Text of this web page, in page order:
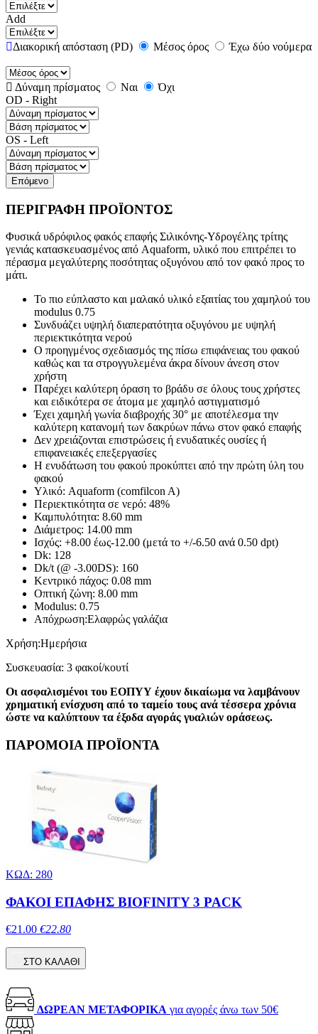
Add
Διακορική απόσταση (PD) Μέσος όρος Έχω δύο νούμερα
Δύναμη πρίσματος Ναι
Όχι
OD - Right
OS - Left
Επόμενο
ΠΕΡΙΓΡΑΦΗ ΠΡΟΪΟΝΤΟΣ
Φυσικά υδρόφιλος φακός επαφής Σιλικόνης-Υδρογέλης τρίτης
γενιάς κατασκευασμένος από Aquaform, υλικό που επιτρέπει το
πέρασμα μεγαλύτερης ποσότητας οξυγόνου από τον φακό προς το
μάτι.
Το πιο εύπλαστο και μαλακό υλικό εξαιτίας του χαμηλού του
modulus 0.75
Συνδυάζει υψηλή διαπερατότητα οξυγόνου με υψηλή
περιεκτικότητα νερού
Ο προηγμένος σχεδιασμός της πίσω επιφάνειας του φακού
καθώς και τα στρογγυλεμένα άκρα δίνουν άνεση στον
χρήστη
Παρέχει καλύτερη όραση το βράδυ σε όλους τους χρήστες
και ειδικότερα σε άτομα με χαμηλό αστιγματισμό
Έχει χαμηλή γωνία διαβροχής 30° με αποτέλεσμα την
καλύτερη κατανομή των δακρύων πάνω στον φακό επαφής
Δεν χρειάζονται επιστρώσεις ή ενυδατικές ουσίες ή
επιφανειακές επεξεργασίες
Η ενυδάτωση του φακού προκύπτει από την πρώτη ύλη του
φακού
Υλικό: Aquaform (comfilcon A)
Περιεκτικότητα σε νερό: 48%
Καμπυλότητα: 8.60 mm
Διάμετρος: 14.00 mm
Ισχύς: +8.00 έως-12.00 (μετά το +/-6.50 ανά 0.50 dpt)
Dk: 128
Dk/t (@ -3.00DS): 160
Κεντρικό πάχος: 0.08 mm
Οπτική ζώνη: 8.00 mm
Modulus: 0.75
Απόχρωση:Ελαφρώς γαλάζια
Χρήση:Ημερήσια
Συσκευασία: 3 φακοί/κουτί
Οι ασφαλισμένοι του ΕΟΠΥΥ έχουν δικαίωμα να λαμβάνουν
χρηματική ενίσχυση από το ταμείο τους ανά τέσσερα χρόνια
ώστε να καλύπτουν τα έξοδα αγοράς γυαλιών οράσεως.
ΠΑΡΟΜΟΙΑ ΠΡΟΪΟΝΤΑ
ΚΩΔ: 280
ΦΑΚΟΙ ΕΠΑΦΗΣ BIOFINITY 3 PACK
€21.00 €22.80
ΣΤΟ ΚΑΛΑΘΙ
ΔΩΡΕΑΝ ΜΕΤΑΦΟΡΙΚΑ για αγορές άνω των 50€